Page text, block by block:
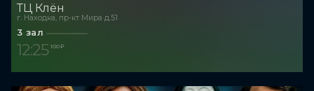
ТЦ Клён
г. Находка, пр-кт Мира д.51
3 зал
12:25 100 ₽